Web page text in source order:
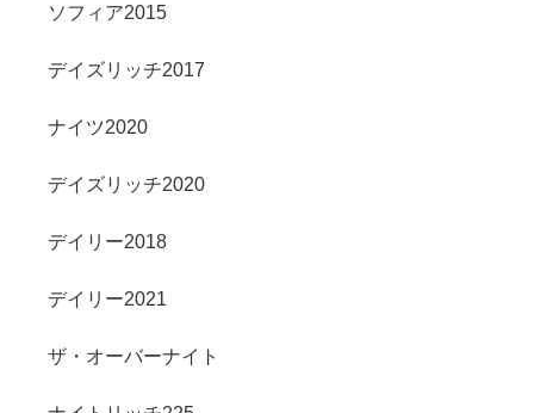
ソフィア2015
デイズリッチ2017
ナイツ2020
デイズリッチ2020
デイリー2018
デイリー2021
ザ・オーバーナイト